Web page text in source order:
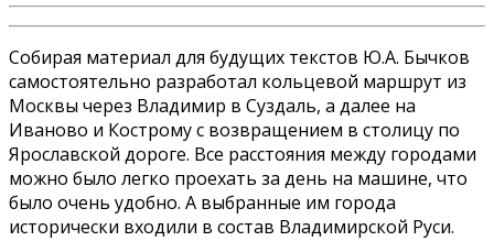
Собирая материал для будущих текстов Ю.А. Бычков
самостоятельно разработал кольцевой маршрут из
Москвы через Владимир в Суздаль, а далее на
Иваново и Кострому с возвращением в столицу по
Ярославской дороге. Все расстояния между городами
можно было легко проехать за день на машине, что
было очень удобно. А выбранные им города
исторически входили в состав Владимирской Руси.